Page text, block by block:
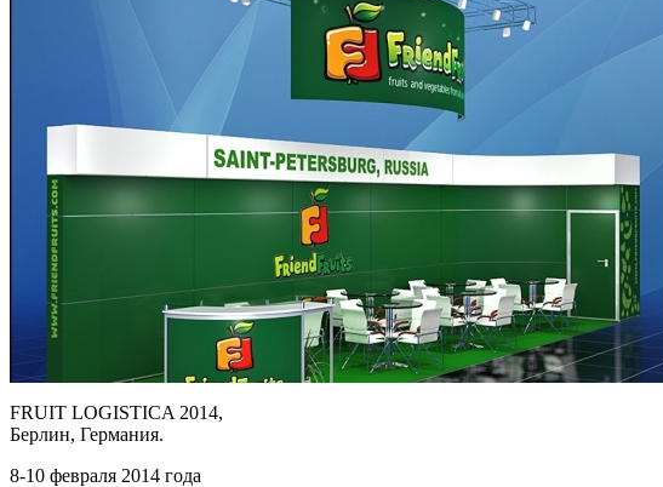
FRUIT LOGISTICA 2014,
Берлин, Германия.
8-10 февраля 2014 года